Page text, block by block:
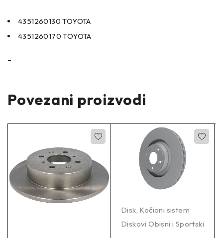
4351260130 TOYOTA
4351260170 TOYOTA
–
Povezani proizvodi
Disk, Kočioni sistem
Diskovi Obisni i Sportski